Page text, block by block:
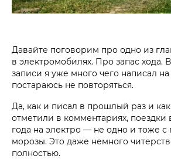
Давайте поговорим про одно из
в электромобилях. Про запас хода.
записи я уже много чего написал на
постараюсь не повторяться.
Да, как и писал в прошлый раз и
отметили в комментариях, поездки
года на электро — не одно и тоже с
морозы. Это даже немного
полностью.